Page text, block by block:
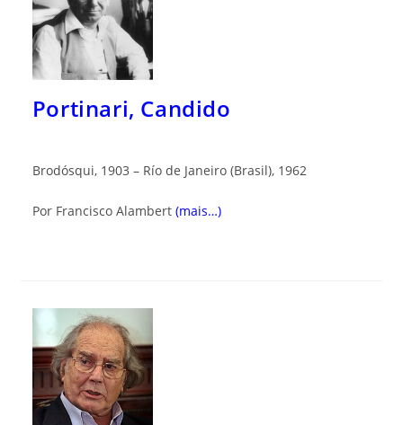
Portinari, Candido
Brodósqui, 1903 – Río de Janeiro (Brasil), 1962
Por Francisco Alambert (mais…)